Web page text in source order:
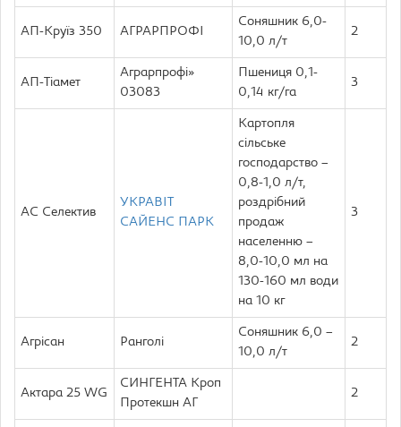
АП-Круїз 350 АГРАРПРОФІ
Соняшник 6,0-
10,0 л/т
2
АП-Тіамет
Аграрпрофі»
03083
Пшениця 0,1-
0,14 кг/га
3
АС Селектив
УКРАВІТ
САЙЕНС ПАРК
Картопля
сільське
господарство –
0,8-1,0 л/т,
роздрібний
продаж
населенню –
8,0-10,0 мл на
130-160 мл води
на 10 кг
3
Агрісан Ранголі
Соняшник 6,0 –
10,0 л/т
2
Актара 25 WG
СИНГЕНТА Кроп
Протекшн АГ
2